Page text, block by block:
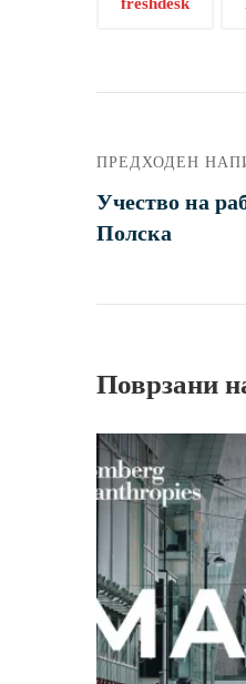
ПРЕДХОДЕН
Учество на
Полска
Поврзани